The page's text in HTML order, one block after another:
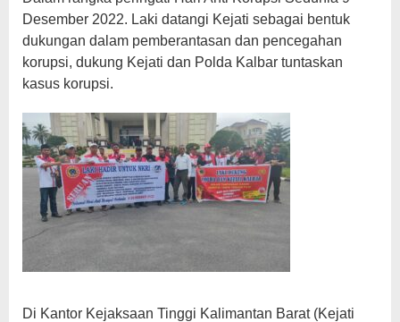
Desember 2022. Laki datangi Kejati sebagai bentuk
dukungan dalam pemberantasan dan pencegahan
korupsi, dukung Kejati dan Polda Kalbar tuntaskan
kasus korupsi.
Di Kantor Kejaksaan Tinggi Kalimantan Barat (Kejati